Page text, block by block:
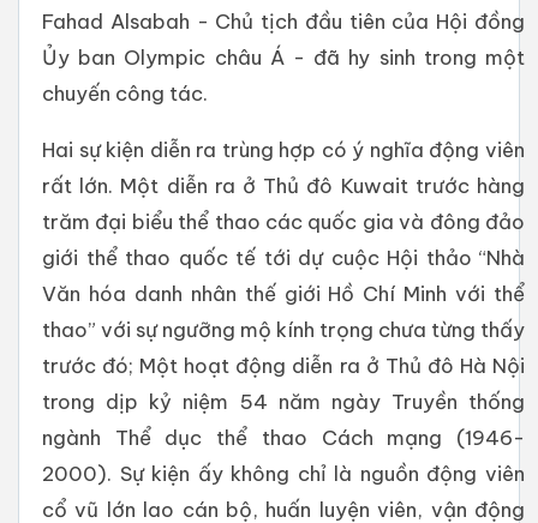
Fahad Alsabah - Chủ tịch đầu tiên của Hội đồng
Ủy ban Olympic châu Á - đã hy sinh trong một
chuyến công tác.
Hai sự kiện diễn ra trùng hợp có ý nghĩa động viên
rất lớn. Một diễn ra ở Thủ đô Kuwait trước hàng
trăm đại biểu thể thao các quốc gia và đông đảo
giới thể thao quốc tế tới dự cuộc Hội thảo “Nhà
Văn hóa danh nhân thế giới Hồ Chí Minh với thể
thao” với sự ngưỡng mộ kính trọng chưa từng thấy
trước đó; Một hoạt động diễn ra ở Thủ đô Hà Nội
trong dịp kỷ niệm 54 năm ngày Truyền thống
ngành Thể dục thể thao Cách mạng (1946-
2000). Sự kiện ấy không chỉ là nguồn động viên
cổ vũ lớn lao cán bộ, huấn luyện viên, vận động